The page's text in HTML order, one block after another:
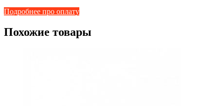
Подробнее про оплату
Похожие товары